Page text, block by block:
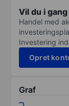
Vil du i
Handel med
Investering
Opret
Graf